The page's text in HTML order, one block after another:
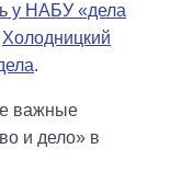
у НАБУ «дела
Холодницкий
.
важные
и дело» в